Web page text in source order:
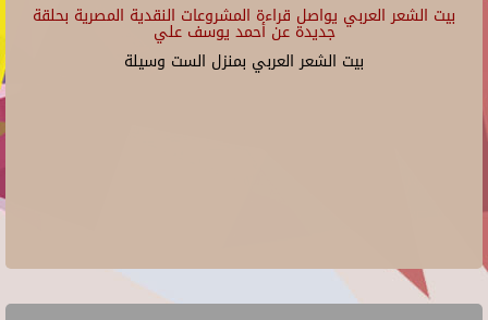
بيت الشعر العربي يواصل قراءة المشروعات النقدية المصرية بحلقة
جديدة عن أحمد يوسف علي
بيت الشعر العربي بمنزل الست وسيلة